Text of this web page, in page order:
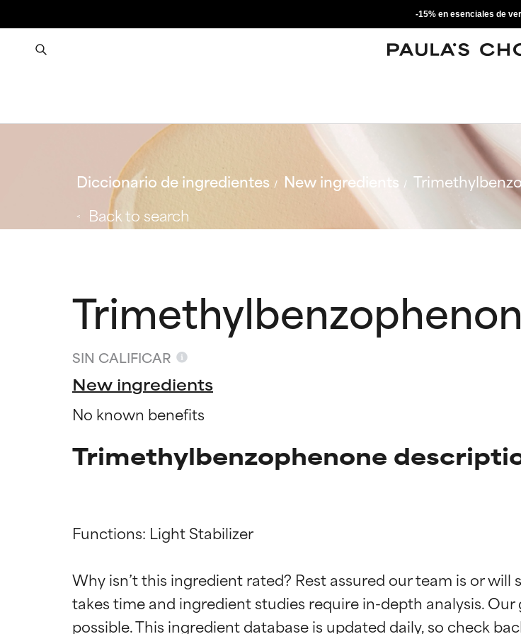
-15% en esenciales de
Diccionario de ingredientes New ingredients
Back to search
SIN CALIFICAR
New ingredients
No known benefits
Trimethylbenzophenone
Functions: Light Stabilizer
Why isn’t this ingredient rated? Rest assured our team is or
takes time and ingredient studies require in-depth analysis.
EXCELENTE
Ingrediente sobresaliente con beneficios reales para la
EXCELENTE
Ingrediente sobresaliente con beneficios reales para la